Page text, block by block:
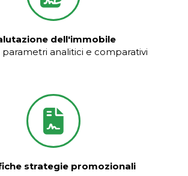
dell'immobile
analitici e comparativi
strategie promozionali